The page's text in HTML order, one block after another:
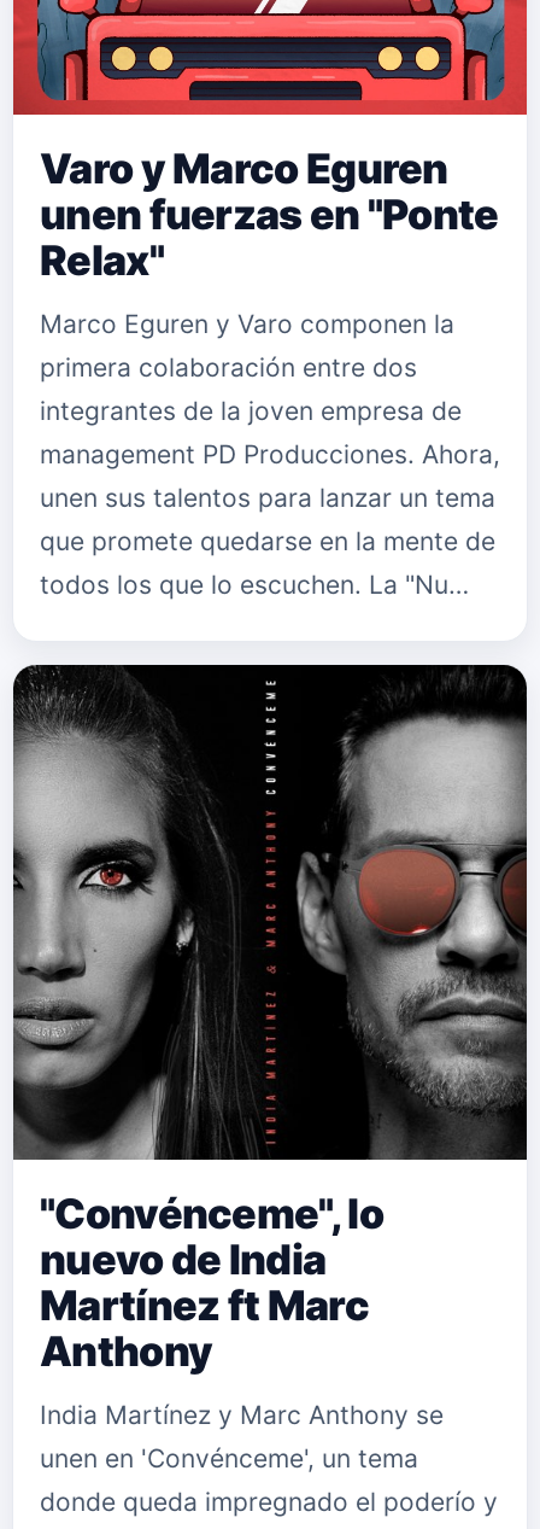
Varo y Marco Eguren
unen fuerzas en "Ponte
Relax"
Marco Eguren y Varo componen la
primera colaboración entre dos
integrantes de la joven empresa de
management PD Producciones. Ahora,
unen sus talentos para lanzar un tema
que promete quedarse en la mente de
todos los que lo escuchen. La "Nu…
"Convénceme", lo
nuevo de India
Martínez ft Marc
Anthony
India Martínez y Marc Anthony se
unen en 'Convénceme', un tema
donde queda impregnado el poderío y